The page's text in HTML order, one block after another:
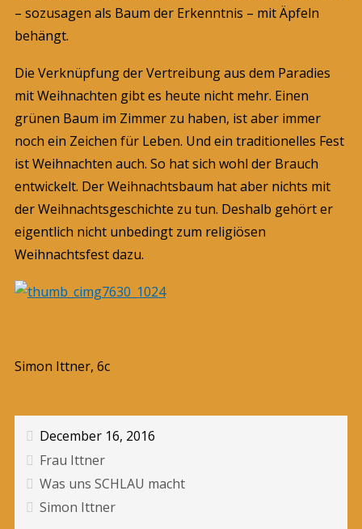
– sozusagen als Baum der Erkenntnis – mit Äpfeln
behängt.
Die Verknüpfung der Vertreibung aus dem Paradies
mit Weihnachten gibt es heute nicht mehr. Einen
grünen Baum im Zimmer zu haben, ist aber immer
noch ein Zeichen für Leben. Und ein traditionelles Fest
ist Weihnachten auch. So hat sich wohl der Brauch
entwickelt. Der Weihnachtsbaum hat aber nichts mit
der Weihnachtsgeschichte zu tun. Deshalb gehört er
eigentlich nicht unbedingt zum religiösen
Weihnachtsfest dazu.
Simon Ittner, 6c
December 16, 2016
Frau Ittner
Was uns SCHLAU macht
Simon Ittner